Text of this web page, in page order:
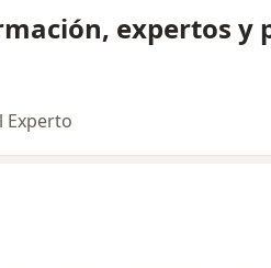
expertos y
Experto